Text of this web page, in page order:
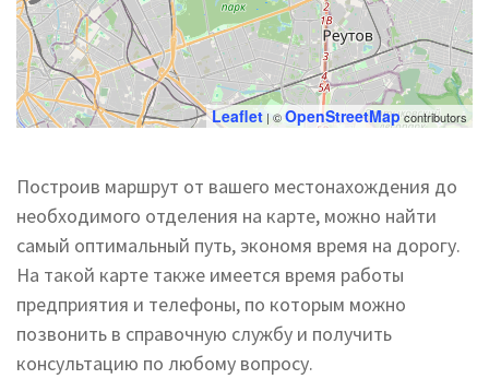
Leaflet | ©OpenStreetMapcontributors
Построив маршрут от вашего местонахождения до
необходимого отделения на карте, можно найти
самый оптимальный путь, экономя время на дорогу.
На такой карте также имеется время работы
предприятия и телефоны, по которым можно
позвонить в справочную службу и получить
консультацию по любому вопросу.